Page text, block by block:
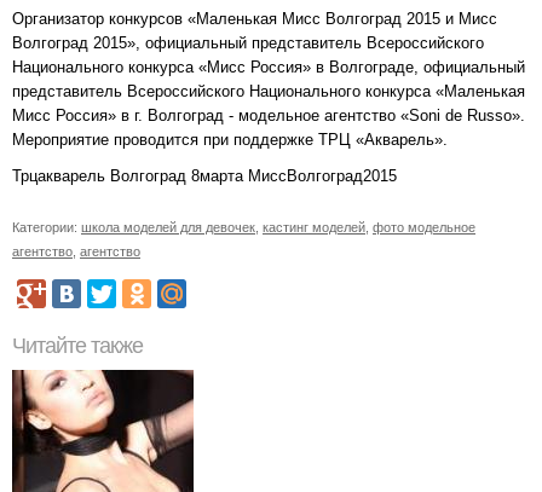
Организатор конкурсов «Маленькая Мисс Волгоград 2015 и Мисс
Волгоград 2015», официальный представитель Всероссийского
Национального конкурса «Мисс Россия» в Волгограде, официальный
представитель Всероссийского Национального конкурса «Маленькая
Мисс Россия» в г. Волгоград - модельное агентство «Soni de Russo».
Мероприятие проводится при поддержке ТРЦ «Акварель».
Трцакварель Волгоград 8марта МиссВолгоград2015
Категории: школа моделей для девочек кастинг моделей фото модельное
агентство агентство
Читайте также